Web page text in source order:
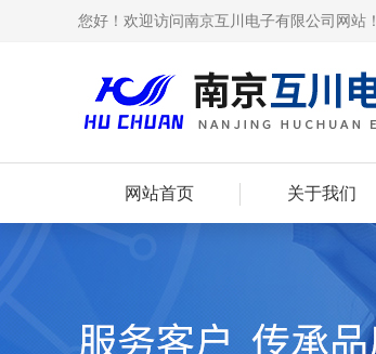
您好！欢迎访问南京互川电子有限公司网站！
网站首页 关于我们